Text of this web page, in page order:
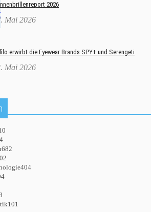
2026
Mai 2026
erwirbt die Eyewear Brands SPY+ und Serengeti
Mai 2026
682
404
101